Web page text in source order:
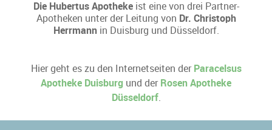
Die Hubertus Apothekeist eine von drei Partner-
Apotheken unter der Leitung von Dr. Christoph
Herrmannin Duisburg und Düsseldorf.
Hier geht es zu den Internetseiten der Paracelsus
Apotheke Duisburg und der Rosen Apotheke
Düsseldorf.